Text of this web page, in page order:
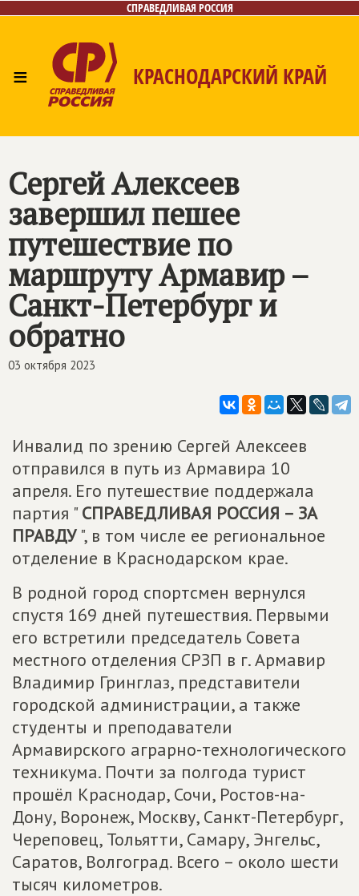
СПРАВЕДЛИВАЯ РОССИЯ
≡ КРАСНОДАРСКИЙ КРАЙ
Сергей Алексеев
завершил пешее
путешествие по
маршруту Армавир –
Санкт-Петербург и
обратно
03 октября 2023
Инвалид по зрению Сергей Алексеев
отправился в путь из Армавира 10
апреля. Его путешествие поддержала
партия "СПРАВЕДЛИВАЯ РОССИЯ – ЗА
ПРАВДУ", в том числе ее региональное
отделение в Краснодарском крае.
В родной город спортсмен вернулся
спустя 169 дней путешествия. Первыми
его встретили председатель Совета
местного отделения СРЗП в г. Армавир
Владимир Гринглаз, представители
городской администрации, а также
студенты и преподаватели
Армавирского аграрно-технологического
техникума. Почти за полгода турист
прошёл Краснодар, Сочи, Ростов-на-
Дону, Воронеж, Москву, Санкт-Петербург,
Череповец, Тольятти, Самару, Энгельс,
Саратов, Волгоград. Всего – около шести
тысяч километров.